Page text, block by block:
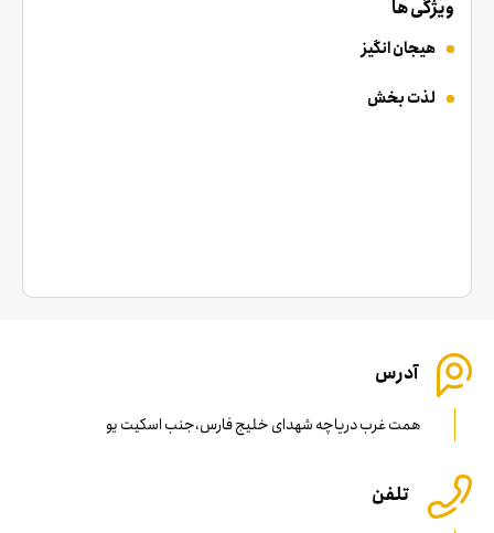
ویژگی ها
هیجان انگیز
لذت بخش
آدرس
همت غرب دریاچه شهدای خلیج فارس،جنب اسکیت یو
تلفن